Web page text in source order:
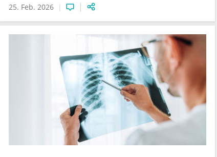
25. Feb. 2026